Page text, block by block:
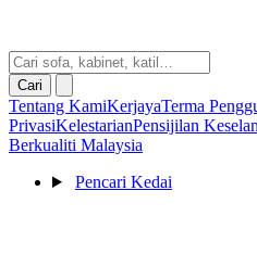
Cari
Tentang KamiKerjayaTerma
PrivasiKelestarianPensijilan
Berkualiti Malaysia
Pencari Kedai